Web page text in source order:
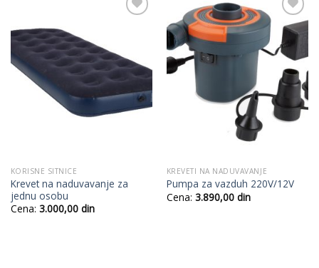
Wishlist
KORISNE SITNICE
Krevet na naduvavanje za
jednu osobu
Cena: 3.000,00din
Add to
Wishlist
KREVETI NA NADUVAVANJE
Pumpa za vazduh 220V/12V
Cena: 3.890,00din